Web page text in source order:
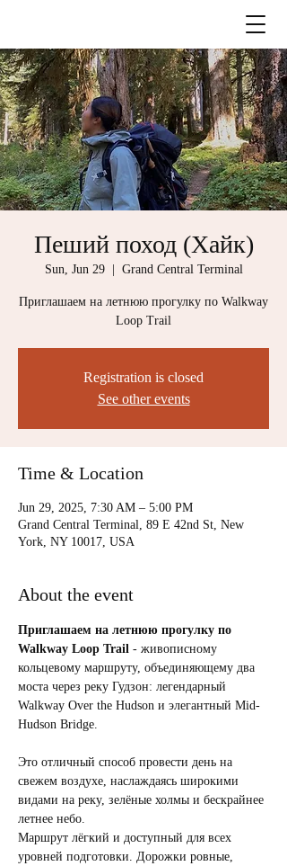
Пеший поход (Хайк)
Sun, Jun 29
  |
Grand Central Terminal
Приглашаем на летнюю прогулку по Walkway
Loop Trail
Registration is closed
See other events
Time & Location
Jun 29, 2025, 7:30 AM – 5:00 PM
Grand Central Terminal, 89 E 42nd St, New
York, NY 10017, USA
About the event
Приглашаем на летнюю прогулку по
Walkway Loop Trail - живописному
кольцевому маршруту, объединяющему два
моста через реку Гудзон: легендарный
Walkway Over the Hudson и элегантный Mid-
Hudson Bridge.
Это отличный способ провести день на
свежем воздухе, наслаждаясь широкими
видами на реку, зелёные холмы и бескрайнее
летнее небо.
Маршрут лёгкий и доступный для всех
уровней подготовки. Дорожки ровные,